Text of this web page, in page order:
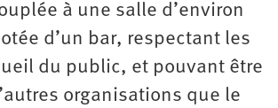
à une salle d’environ
d’un bar, respectant les
du public, et pouvant être
organisations que le